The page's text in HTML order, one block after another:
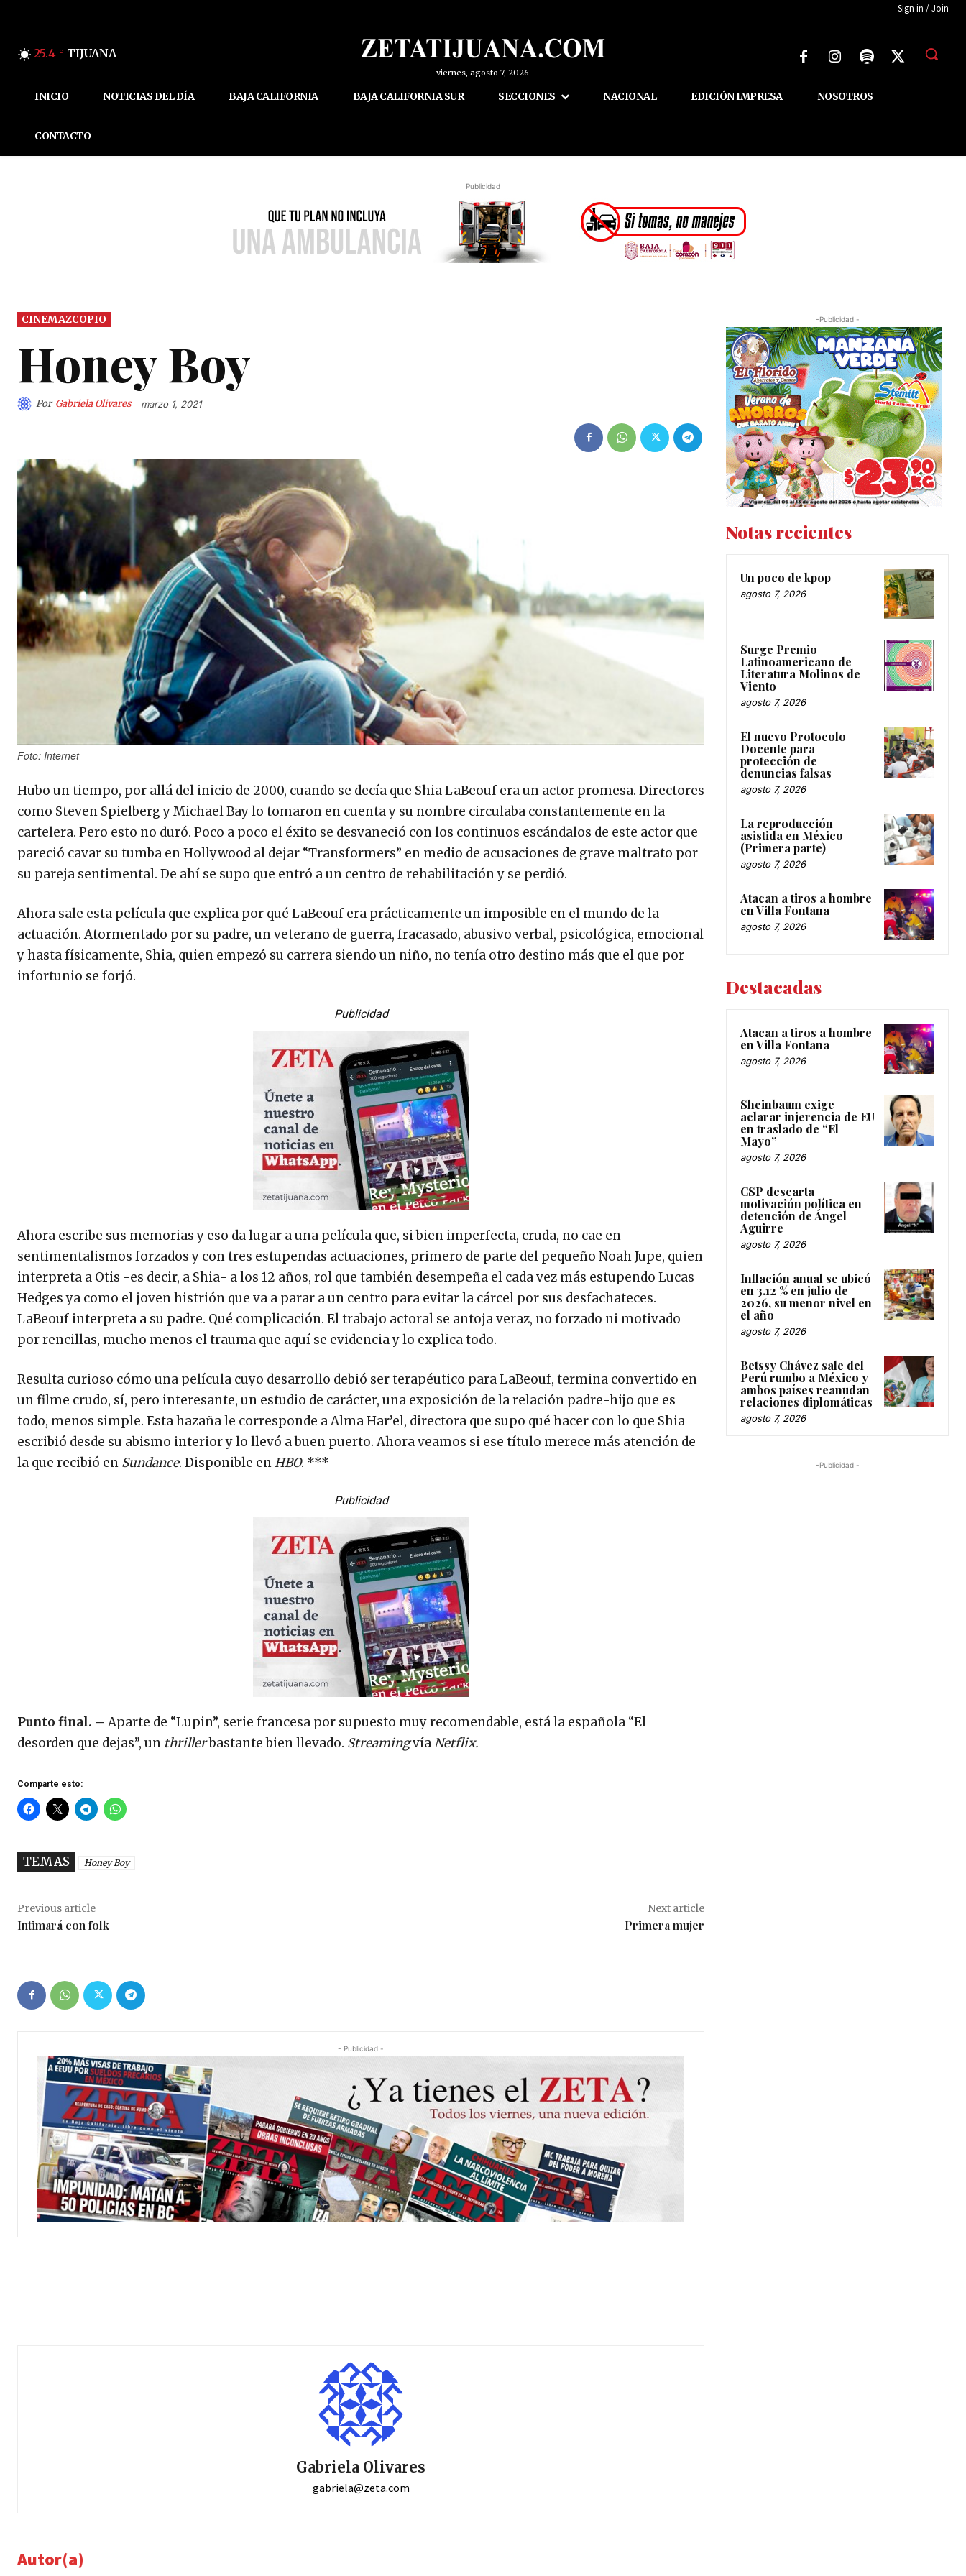
Sign in / Join
25.4 C TIJUANA
viernes, agosto 7, 2026
INICIO NOTICIAS DEL DÍA BAJA CALIFORNIA BAJA CALIFORNIA SUR SECCIONES NACIONAL EDICIÓN IMPRESA NOSOTROS
CONTACTO
Publicidad
CINEMAZCOPIO
Honey Boy
Por Gabriela Olivares marzo 1, 2021
Foto: Internet
Hubo un tiempo, por allá del inicio de 2000, cuando se decía que Shia LaBeouf era un actor promesa. Directores
como Steven Spielberg y Michael Bay lo tomaron en cuenta y su nombre circulaba constantemente en la
cartelera. Pero esto no duró. Poco a poco el éxito se desvaneció con los continuos escándalos de este actor que
pareció cavar su tumba en Hollywood al dejar “Transformers” en medio de acusaciones de grave maltrato por
su pareja sentimental. De ahí se supo que entró a un centro de rehabilitación y se perdió.
Ahora sale esta película que explica por qué LaBeouf era prácticamente un imposible en el mundo de la
actuación. Atormentado por su padre, un veterano de guerra, fracasado, abusivo verbal, psicológica, emocional
y hasta físicamente, Shia, quien empezó su carrera siendo un niño, no tenía otro destino más que el que por
infortunio se forjó.
Publicidad
Ahora escribe sus memorias y eso da lugar a una película que, si bien imperfecta, cruda, no cae en
sentimentalismos forzados y con tres estupendas actuaciones, primero de parte del pequeño Noah Jupe, quien
interpreta a Otis -es decir, a Shia- a los 12 años, rol que también desempeña el cada vez más estupendo Lucas
Hedges ya como el joven histrión que va a parar a un centro para evitar la cárcel por sus desfachateces.
LaBeouf interpreta a su padre. Qué complicación. El trabajo actoral se antoja veraz, no forzado ni motivado
por rencillas, mucho menos el trauma que aquí se evidencia y lo explica todo.
Resulta curioso cómo una película cuyo desarrollo debió ser terapéutico para LaBeouf, termina convertido en
un filme crudo, sí, pero interesante, un estudio de carácter, una exposición de la relación padre-hijo que es
todo, menos simple. Esta hazaña le corresponde a Alma Har’el, directora que supo qué hacer con lo que Shia
escribió desde su abismo interior y lo llevó a buen puerto. Ahora veamos si ese título merece más atención de
la que recibió en Sundance. Disponible enHBO. ***
Publicidad
Punto final. – Aparte de “Lupin”, serie francesa por supuesto muy recomendable, está la española “El
desorden que dejas”, un thrillerbastante bien llevado. StreamingvíaNetflix.
Comparte esto:
TEMAS Honey Boy
Previous article
Intimará con folk
Next article
Primera mujer
- Publicidad -
Gabriela Olivares
gabriela@zeta.com
Autor(a)
-Publicidad -
Notas recientes
Un poco de kpop
agosto 7, 2026
Surge Premio
Latinoamericano de
Literatura Molinos de
Viento
agosto 7, 2026
El nuevo Protocolo
Docente para
protección de
denuncias falsas
agosto 7, 2026
La reproducción
asistida en México
(Primera parte)
agosto 7, 2026
Atacan a tiros a hombre
en Villa Fontana
agosto 7, 2026
Destacadas
Atacan a tiros a hombre
en Villa Fontana
agosto 7, 2026
Sheinbaum exige
aclarar injerencia de EU
en traslado de “El
Mayo”
agosto 7, 2026
CSP descarta
motivación política en
detención de Ángel
Aguirre
agosto 7, 2026
Inflación anual se ubicó
en 3.12 % en julio de
2026, su menor nivel en
el año
agosto 7, 2026
Betssy Chávez sale del
Perú rumbo a México y
ambos países reanudan
relaciones diplomáticas
agosto 7, 2026
-Publicidad -